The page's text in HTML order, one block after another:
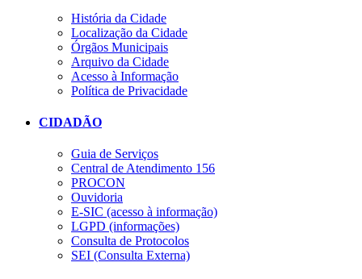
História da Cidade
Localização da Cidade
Órgãos Municipais
Arquivo da Cidade
Acesso à Informação
Política de Privacidade
CIDADÃO
Guia de Serviços
Central de Atendimento 156
PROCON
Ouvidoria
E-SIC (acesso à informação)
LGPD (informações)
Consulta de Protocolos
SEI (Consulta Externa)